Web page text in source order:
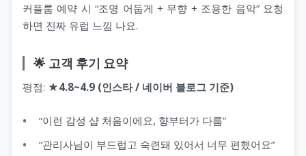
커플룸 예약 시 “조명 어둡게 + 무향 + 조용한 음악” 요청
하면 진짜 유럽 느낌 나요.
🌟 고객 후기 요약
평점: ★4.8~4.9 (인스타 / 네이버 블로그 기준)
“이런 감성 샵 처음이에요, 향부터가 다름”
“관리사님이 부드럽고 숙련돼 있어서 너무 편했어요”